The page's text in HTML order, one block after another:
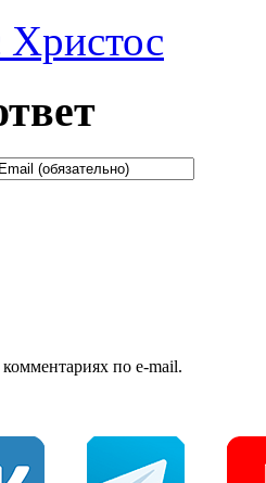
по e-mail.